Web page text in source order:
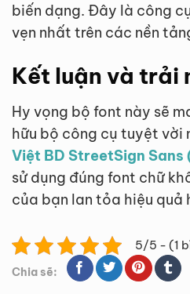
biến dạng. Đây là công
vẹn nhất trên các nền
Kết luận và trải
Hy vọng bộ font này sẽ
hữu bộ công cụ tuyệt vời
Việt BD StreetSign
sử dụng đúng font chữ
của bạn lan tỏa hiệu quả
5/5 - (1
Chia sẽ: